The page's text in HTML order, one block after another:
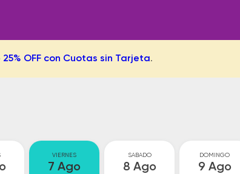
25% OFF con Cuotas sin Tarjeta.
VIERNES
7 Ago
SABADO
8 Ago
DOMINGO
9 Ago